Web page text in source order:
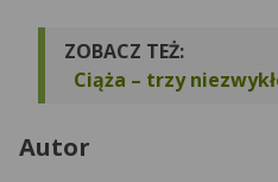
ZOBACZ TEŻ:
Ciąża – trzy
Autor